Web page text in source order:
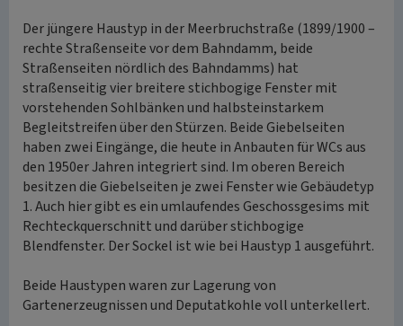
Der jüngere Haustyp in der Meerbruchstraße (1899/1900 –
rechte Straßenseite vor dem Bahndamm, beide
Straßenseiten nördlich des Bahndamms) hat
straßenseitig vier breitere stichbogige Fenster mit
vorstehenden Sohlbänken und halbsteinstarkem
Begleitstreifen über den Stürzen. Beide Giebelseiten
haben zwei Eingänge, die heute in Anbauten für WCs aus
den 1950er Jahren integriert sind. Im oberen Bereich
besitzen die Giebelseiten je zwei Fenster wie Gebäudetyp
1. Auch hier gibt es ein umlaufendes Geschossgesims mit
Rechteckquerschnitt und darüber stichbogige
Blendfenster. Der Sockel ist wie bei Haustyp 1 ausgeführt.
Beide Haustypen waren zur Lagerung von
Gartenerzeugnissen und Deputatkohle voll unterkellert.